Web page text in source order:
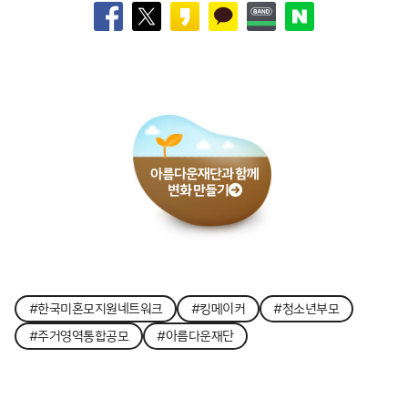
아름다운재단과 함께
변화 만들기
#한국미혼모지원네트워크 #킹메이커
#청소년부모
#주거영역통합공모
#아름다운재단